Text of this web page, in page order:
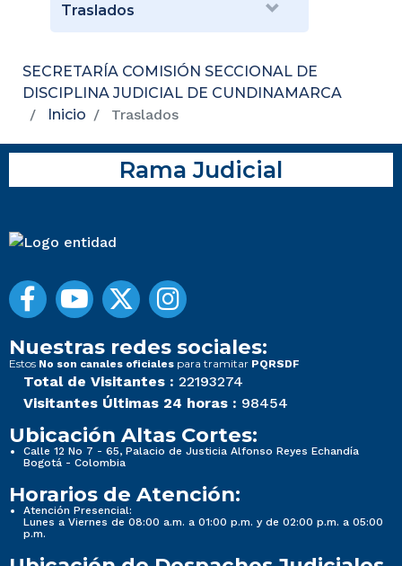
Traslados
SECRETARÍA COMISIÓN SECCIONAL DE
DISCIPLINA JUDICIAL DE CUNDINAMARCA
Inicio
Traslados
Rama Judicial
Nuestras redes sociales:
Estos No son canales oficiales para tramitar PQRSDF
Total de Visitantes : 22193274
Visitantes Últimas 24 horas : 98454
Ubicación Altas Cortes:
Calle 12 No 7 - 65, Palacio de Justicia Alfonso Reyes Echandía
Bogotá - Colombia
Horarios de Atención:
Atención Presencial:
Lunes a Viernes de 08:00 a.m. a 01:00 p.m. y de 02:00 p.m. a 05:00
p.m.